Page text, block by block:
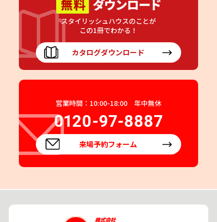
スタイリッシュハウスのことが
この1冊でわかる！
カタログダウンロード
営業時間：10:00-18:00 年中無休
来場予約フォーム